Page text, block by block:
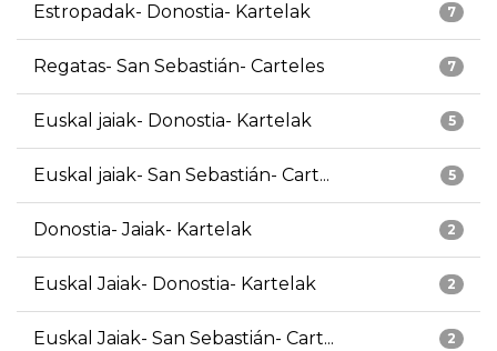
7
Estropadak- Donostia- Kartelak
7
Regatas- San Sebastián- Carteles
5
Euskal jaiak- Donostia- Kartelak
5
Euskal jaiak- San Sebastián- Cart...
2
Donostia- Jaiak- Kartelak
2
Euskal Jaiak- Donostia- Kartelak
2
Euskal Jaiak- San Sebastián- Cart...